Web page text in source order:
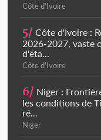
Côte d'Ivoire
5/ Côte d'Ivoire :
2026-2027, vaste
d'éta...
Côte d'Ivoire
6/ Niger :
les conditions de
ré...
Niger